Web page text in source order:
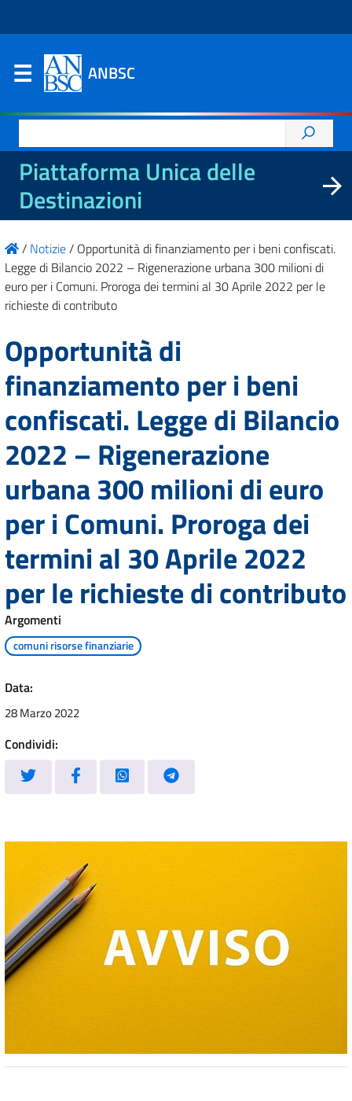
ANBSC
per:
Piattaforma Unica delle
Destinazioni
/ Notizie/ Opportunità di finanziamento per i beni confiscati.
Legge di Bilancio 2022 – Rigenerazione urbana 300 milioni di
euro per i Comuni. Proroga dei termini al 30 Aprile 2022 per le
richieste di contributo
Opportunità di
finanziamento per i beni
confiscati. Legge di Bilancio
2022 – Rigenerazione
urbana 300 milioni di euro
per i Comuni. Proroga dei
termini al 30 Aprile 2022
per le richieste di contributo
Argomenti
comuni risorse finanziarie
Data:
28 Marzo 2022
Condividi: